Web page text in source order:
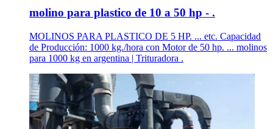
molino para plastico de 10 a 50 hp - .
MOLINOS PARA PLASTICO DE 5 HP. ... etc. Capacidad
de Producción: 1000 kg./hora con Motor de 50 hp. ... molinos
para 1000 kg en argentina | Trituradora .